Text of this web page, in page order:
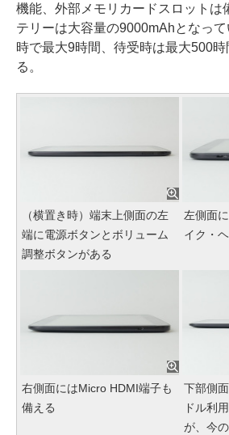
機能、外部メモリカードスロットは
テリーは大容量の9000mAhとなっ
時で最大9時間、待受時は最大500
る。
（横置き時）端末上側面の左
端に電源ボタンとボリューム
調整ボタンがある
左側面
イク・
右側面にはMicro HDMI端子も
備える
下部側
ドル利
が、今